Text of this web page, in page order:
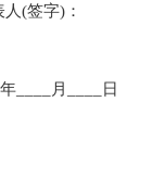
(签字)：
____月____日